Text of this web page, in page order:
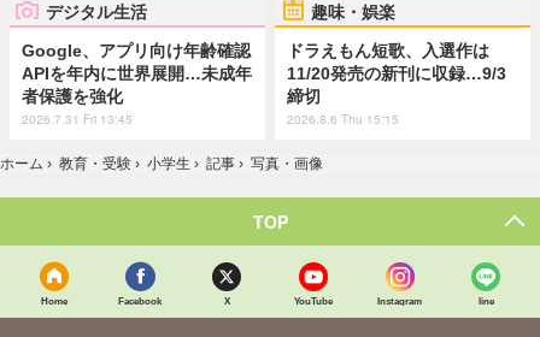
デジタル生活
Google、アプリ向け年齢確認
APIを年内に世界展開…未成年
者保護を強化
2026.7.31 Fri 13:45
趣味・娯楽
ドラえもん短歌、入選作は
11/20発売の新刊に収録…9/3
締切
2026.8.6 Thu 15:15
ホーム › 教育・受験 › 小学生 › 記事 › 写真・画像
TOP
Home Facebook X YouTube Instagram line